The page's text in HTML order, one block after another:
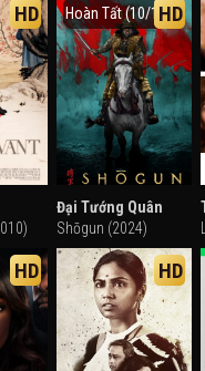
HD Hoàn Tất (10/10)HD
Đại Tướng Quân
Shōgun (2024)
HD HD